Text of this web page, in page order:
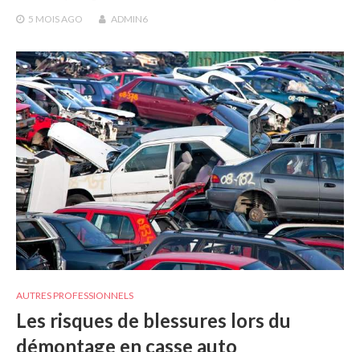
5 MOISAGO ADMIN6
AUTRES PROFESSIONNELS
Les risques de blessures lors du
démontage en casse auto